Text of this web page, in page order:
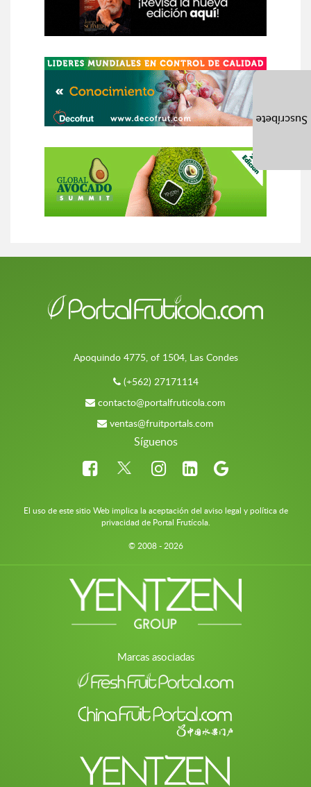
Apoquindo 4775, of 1504, Las Condes
(+562) 27171114
contacto@portalfruticola.com
ventas@fruitportals.com
Síguenos
El uso de este sitio Web implica la aceptación del aviso legal y política de
privacidad de Portal Frutícola.
© 2008 - 2026
Marcas asociadas
Suscríbete